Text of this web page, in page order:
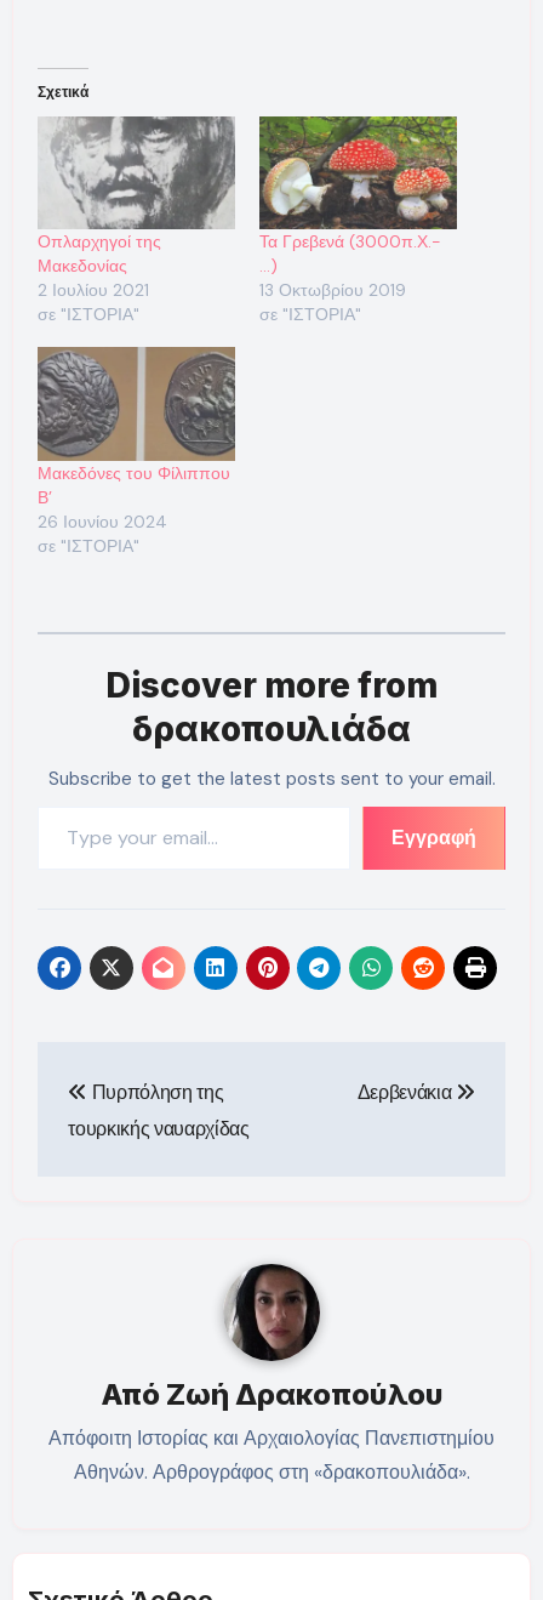
Σχετικά
Οπλαρχηγοί της
Μακεδονίας
2 Ιουλίου 2021
σε "ΙΣΤΟΡΙΑ"
Τα Γρεβενά (3000π.Χ.-
…)
13 Οκτωβρίου 2019
σε "ΙΣΤΟΡΙΑ"
Μακεδόνες του Φίλιππου
Β’
26 Ιουνίου 2024
σε "ΙΣΤΟΡΙΑ"
Discover more from
δρακοπουλιάδα
Subscribe to get the latest posts sent to your email.
Εγγραφή
άρθρων
Πυρπόληση της
τουρκικής ναυαρχίδας
Δερβενάκια
Από Ζωή Δρακοπούλου
Απόφοιτη Ιστορίας και Αρχαιολογίας Πανεπιστημίου
Αθηνών. Αρθρογράφος στη «δρακοπουλιάδα».